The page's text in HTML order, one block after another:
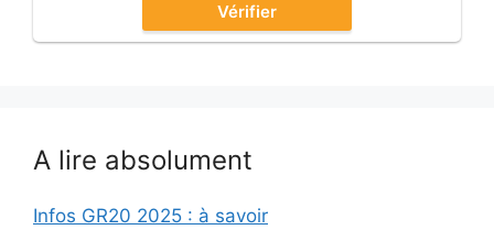
Vérifier
A lire absolument
Infos GR20 2025 : à savoir